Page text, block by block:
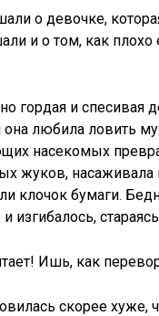
о девочке,
и о том, как плохо
гордая и спесивая
любила ловить
насекомых
жуков,
клочок бумаги.
изгибалось,
Ишь, как
скорее